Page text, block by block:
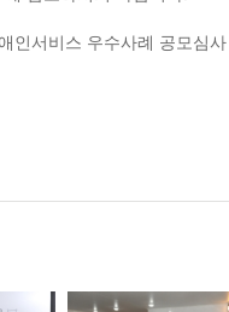
인서비스 우수사례 공모심